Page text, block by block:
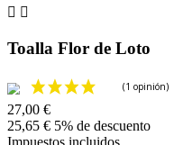
 
Toalla Flor de Loto
27,00 €
25,65 € 5% de descuento